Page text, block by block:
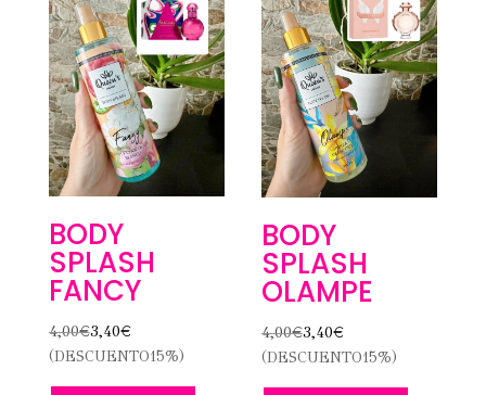
BODY
SPLASH
FANCY
4,00€3,40€
(DESCUENTO15%)
BODY
SPLASH
OLAMPE
4,00€3,40€
(DESCUENTO15%)